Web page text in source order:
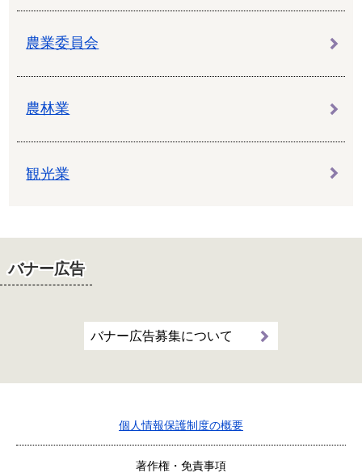
農業委員会
農林業
観光業
バナー広告
バナー広告募集について
個人情報保護制度の概要
著作権・免責事項